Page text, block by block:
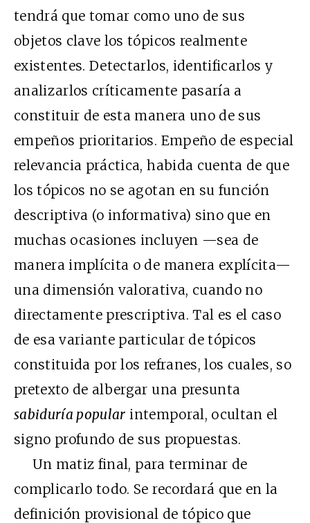
tendrá que tomar como uno de sus
objetos clave los tópicos realmente
existentes. Detectarlos, identificarlos y
analizarlos críticamente pasaría a
constituir de esta manera uno de sus
empeños prioritarios. Empeño de especial
relevancia práctica, habida cuenta de que
los tópicos no se agotan en su función
descriptiva (o informativa) sino que en
muchas ocasiones incluyen —sea de
manera implícita o de manera explícita—
una dimensión valorativa, cuando no
directamente prescriptiva. Tal es el caso
de esa variante particular de tópicos
constituida por los refranes, los cuales, so
pretexto de albergar una presunta
sabiduría popular intemporal, ocultan el
signo profundo de sus propuestas.
Un matiz final, para terminar de
complicarlo todo. Se recordará que en la
definición provisional de tópico que